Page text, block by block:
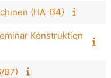
(HA-B4)
Konstruktion
B7)